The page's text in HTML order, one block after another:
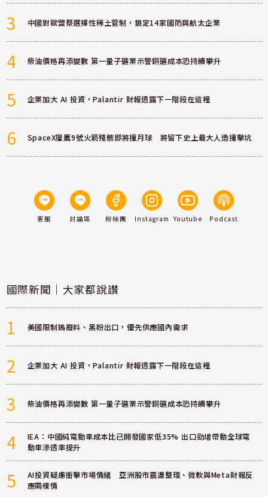
3 中國對歐盟祭選擇性稀土管制，鎖定14家國防與航太企業
4 柴油價格再添變數 第一量子礦業示警銅礦成本恐持續攀升
5 企業加大 AI 投資，Palantir 財報透露下一階段在這裡
6 SpaceX獵鷹9號火箭殘骸即將撞月球 將留下史上最大人造撞擊坑
客服 討論區 粉絲團 Instagram Youtube Podcast
國際新聞｜大家都說讚
1 美國限制鎢廢料、黑粉出口，優先供應國內需求
2 企業加大 AI 投資，Palantir 財報透露下一階段在這裡
3 柴油價格再添變數 第一量子礦業示警銅礦成本恐持續攀升
4
IEA：中國純電動車成本比已開發國家低35% 出口勁增帶動全球電
動車滲透率提升
5
AI投資疑慮衝擊市場情緒 亞洲股市震盪整理、微軟與Meta財報反
應兩樣情